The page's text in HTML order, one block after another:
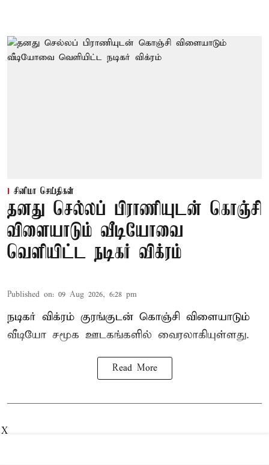
சினிமா செய்திகள்
தனது செல்லப் பிராணியுடன் கொஞ்சி
விளையாடும் வீடியோவை
வெளியிட்ட நடிகர் விக்ரம்
Published on: 09 Aug 2026, 6:28 pm
நடிகர் விக்ரம் குரங்குடன் கொஞ்சி விளையாடும்
வீடியோ சமூக ஊடகங்களில் வைரலாகியுள்ளது.
Read More
X